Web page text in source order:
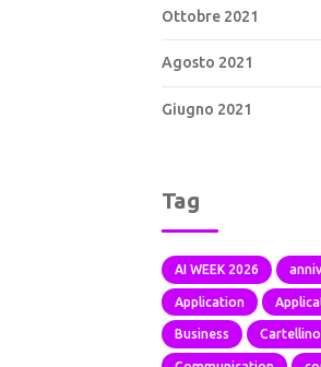
Ottobre 2021
Agosto 2021
Giugno 2021
Tag
AI WEEK 2026
Application
Business